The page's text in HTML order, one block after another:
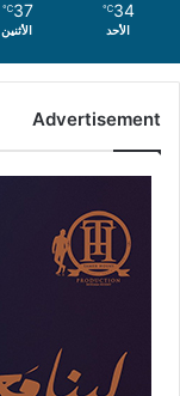
34
℃
الأحد
37
℃
الأثنين
Advertisement